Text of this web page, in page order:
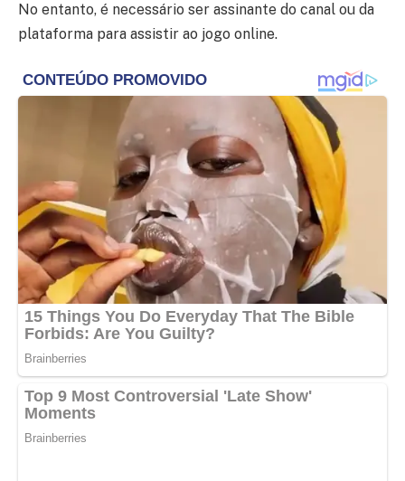
No entanto, é necessário ser assinante do canal ou da
plataforma para assistir ao jogo online.